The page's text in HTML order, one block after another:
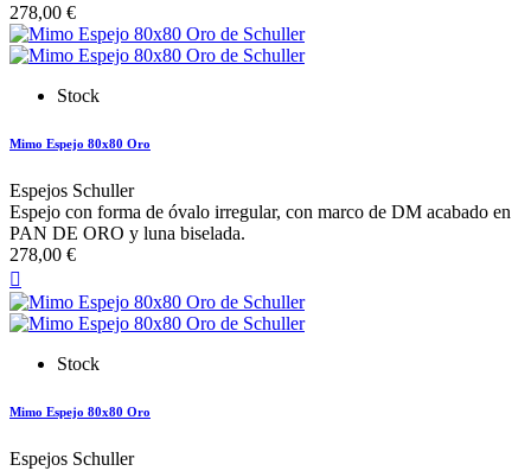
278,00 €
Stock
Mimo Espejo 80x80 Oro
Espejos Schuller
Espejo con forma de óvalo irregular, con marco de DM acabado en
PAN DE ORO y luna biselada.
278,00 €

Stock
Mimo Espejo 80x80 Oro
Espejos Schuller